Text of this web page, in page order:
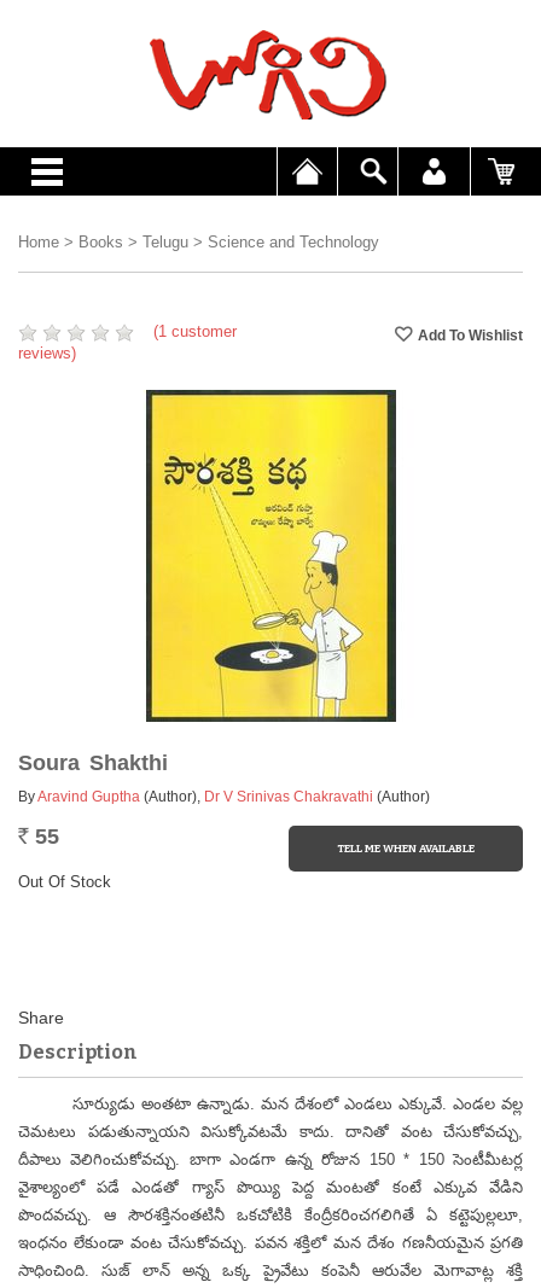
Home > Books > Telugu > Science and Technology
(1 customer
reviews)
Soura Shakthi
ByAravind Guptha (Author), Dr V Srinivas Chakravathi (Author)
Rs. 55
Out Of Stock
Description
సూర్యుడు అంతటా ఉన్నాడు. మన దేశంలో ఎండలు ఎక్కువే. ఎండల వల్ల
చెమటలు పడుతున్నాయని విసుక్కోవటమే కాదు. దానితో వంట చేసుకోవచ్చు,
దీపాలు వెలిగించుకోవచ్చు. బాగా ఎండగా ఉన్న రోజున 150 * 150 సెంటీమీటర్ల
వైశాల్యంలో పడే ఎండతో గ్యాస్ పొయ్యి పెద్ద మంటతో కంటే ఎక్కువ వేడిని
పొందవచ్చు. ఆ సౌరశక్తినంతటినీ ఒకచోటికి కేంద్రీకరించగలిగితే ఏ కట్టెపుల్లలూ,
ఇంధనం లేకుండా వంట చేసుకోవచ్చు. పవన శక్తిలో మన దేశం గణనీయమైన ప్రగతి
సాధించింది. సుజ్ లాన్ అన్న ఒక్క ప్రైవేటు కంపెనీ ఆరువేల మెగావాట్ల శక్తి